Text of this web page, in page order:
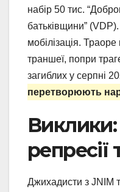
набір 50 тис.
батьківщини”
мобілізація.
траншеї, попри
загиблих у серпні
перетворюють
репресії
Джихадисти з JNIM